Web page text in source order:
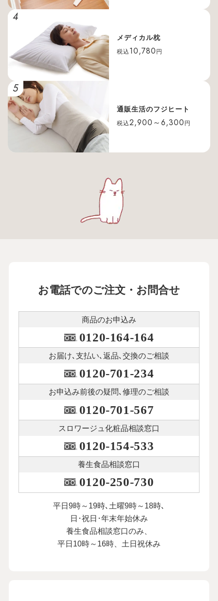
4
メディカル枕
税込 10,780 円
5
通販生活のフジヒート
税込2,900～6,300 円
お電話でのご注文・お問合せ
商品のお申込み
0120-164-164
お届け､支払い､ 返品､交換のご相談
0120-701-234
お申込み前後の疑問､修理のご相談
0120-701-567
スロワージュ化粧品相談窓口
0120-154-533
養生食品相談窓口
0120-250-730
平日9時～19時､土曜9時～18時､
日･祝日･年末年始休み
養生食品相談窓口のみ、
平日10時～16時、土日祝休み